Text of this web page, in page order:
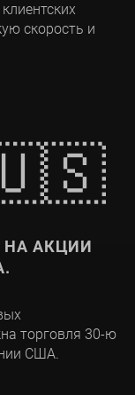
скорость и
НА АКЦИИ
торговля 30-ю
США.